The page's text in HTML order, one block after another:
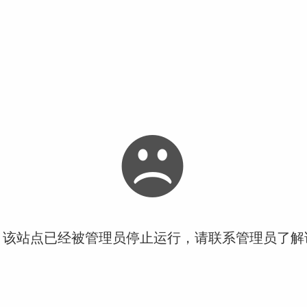
站点已经被管理员停止运行，请联系管理员了